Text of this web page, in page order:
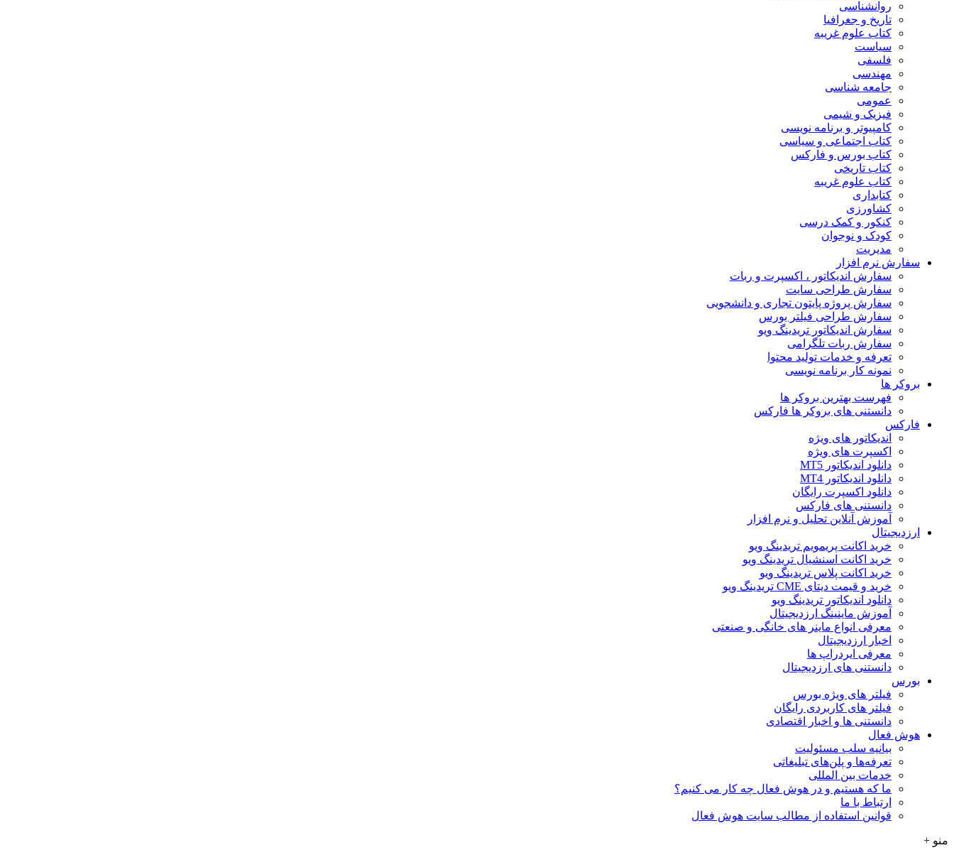
روانشناسی
تاریخ و جغرافیا
کتاب علوم غریبه
سیاست
فلسفی
مهندسی
جامعه شناسی
عمومی
فیزیک و شیمی
کامپیوتر و برنامه نویسی
کتاب اجتماعی و سیاسی
کتاب بورس و فارکس
کتاب تاریخی
کتاب علوم غریبه
کتابداری
کشاورزی
کنکور و کمک‌ درسی
کودک و نوجوان
مدیریت
سفارش نرم افزار
سفارش اندیکاتور ، اکسپرت و ربات
سفارش طراحی سایت
سفارش پروژه پایتون تجاری و دانشجویی
سفارش طراحی فیلتر بورس
سفارش اندیکاتور تریدینگ ویو
سفارش ربات تلگرامی
تعرفه و خدمات تولید محتوا
نمونه کار برنامه نویسی
بروکر ها
فهرست بهترین بروکر ها
دانستنی های بروکر ها فارکس
فارکس
اندیکاتور های ویژه
اکسپرت های ویژه
دانلود اندیکاتور MT5
دانلود اندیکاتور MT4
دانلود اکسپرت رایگان
دانستنی های فارکس
آموزش آنلاین تحلیل و نرم افزار
ارزدیجیتال
خرید اکانت پریمویم تریدینگ ویو
خرید اکانت اسنشیال تریدینگ ویو
خرید اکانت پلاس تریدینگ ویو
خرید و قیمت دیتای CME تریدینگ ویو
دانلود اندیکاتور تریدینگ ویو
آموزش ماینینگ ارزدیجیتال
معرفی انواع ماینر های خانگی و صنعتی
اخبار ارزدیجیتال
معرفی ایردراپ ها
دانستنی های ارزدیجیتال
بورس
فیلتر های ویژه بورس
فیلتر های کاربردی رایگان
دانستنی ها و اخبار اقتصادی
هوش فعال
بیانیه سلب مسئولیت
تعرفه‌ها و پلن‌های تبلیغاتی
خدمات بین المللی
ما که هستیم و در هوش فعال چه کار می کنیم؟
ارتباط با ما
قوانین استفاده از مطالب سایت هوش فعال
منو +